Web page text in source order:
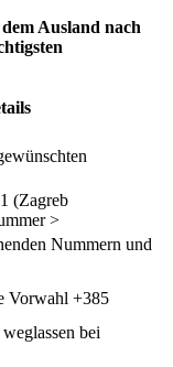
Ausland nach
(Zagreb
>
Nummern und
Vorwahl +385
bei